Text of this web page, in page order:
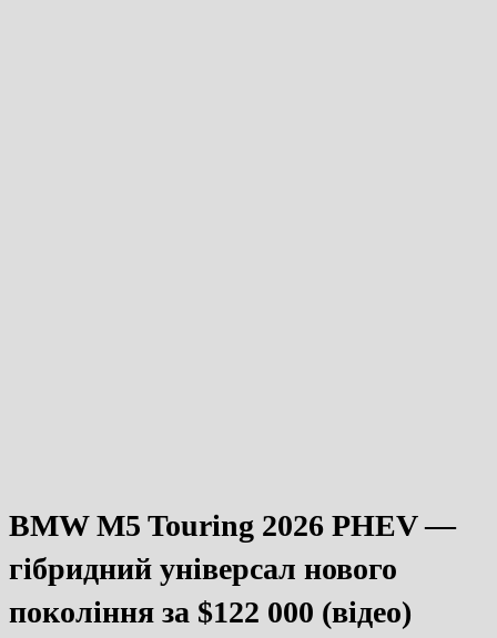
BMW M5 Touring 2026 PHEV —
гібридний універсал нового
покоління за $122 000 (відео)